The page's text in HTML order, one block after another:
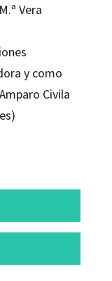
Vera
y como
Civila